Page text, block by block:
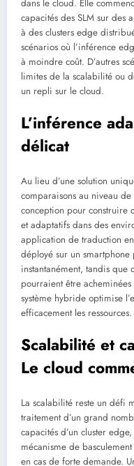
dans le cloud. Elle
capacités des SLM sur des
à des clusters edge
scénarios où l’inférence
à moindre coût. D’autres
limites de la scalabilité ou
un repli sur le cloud.
L’inférence
délicat
Au lieu d’une solution
comparaisons au niveau
conception pour construire
et adaptatifs dans des
application de traduction
déployé sur un
instantanément, tandis que
pourraient être
système hybride optimise
efficacement les ressources.
Scalabilité et
Le cloud
La scalabilité reste un défi
traitement d’un grand
capacités d’un cluster
mécanisme de
en cas de forte demande.